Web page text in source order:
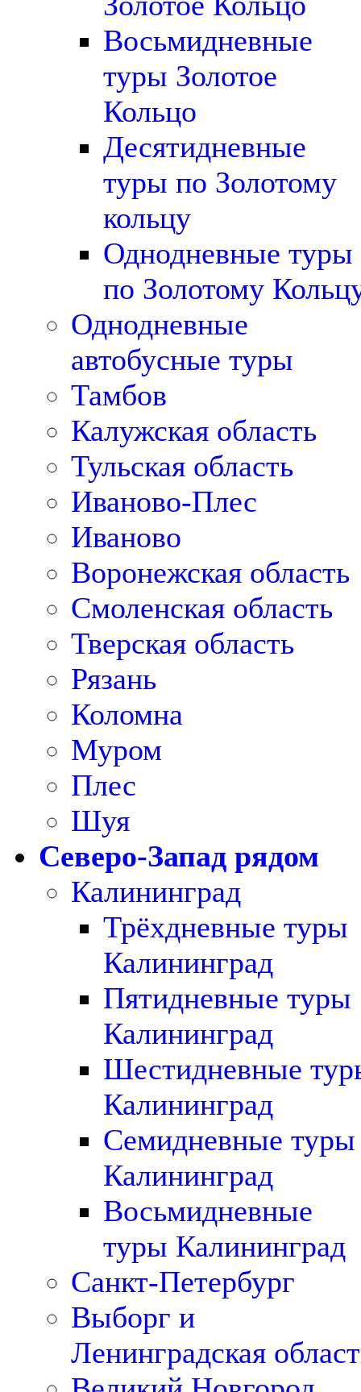
Восьмидневные
туры Золотое
Кольцо
Десятидневные
туры по Золотому
кольцу
Однодневные туры
по Золотому
Однодневные
автобусные туры
Тамбов
Калужская область
Тульская область
Иваново-Плес
Иваново
Воронежская область
Смоленская область
Тверская область
Рязань
Коломна
Муром
Плес
Шуя
Северо-Запад рядом
Калининград
Трёхдневные туры
Калининград
Пятидневные туры
Калининград
Шестидневные
Калининград
Семидневные туры
Калининград
Восьмидневные
туры Калининград
Санкт-Петербург
Выборг и
Ленинградская